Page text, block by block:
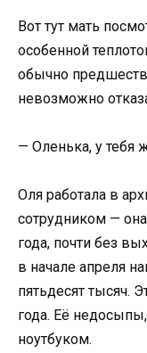
Вот тут мать
особенной
обычно
невозможно
— Оленька, у тебя
Оля работала в
сотрудником —
года, почти без
в начале апреля
пятьдесят тысяч.
года. Её
ноутбуком.